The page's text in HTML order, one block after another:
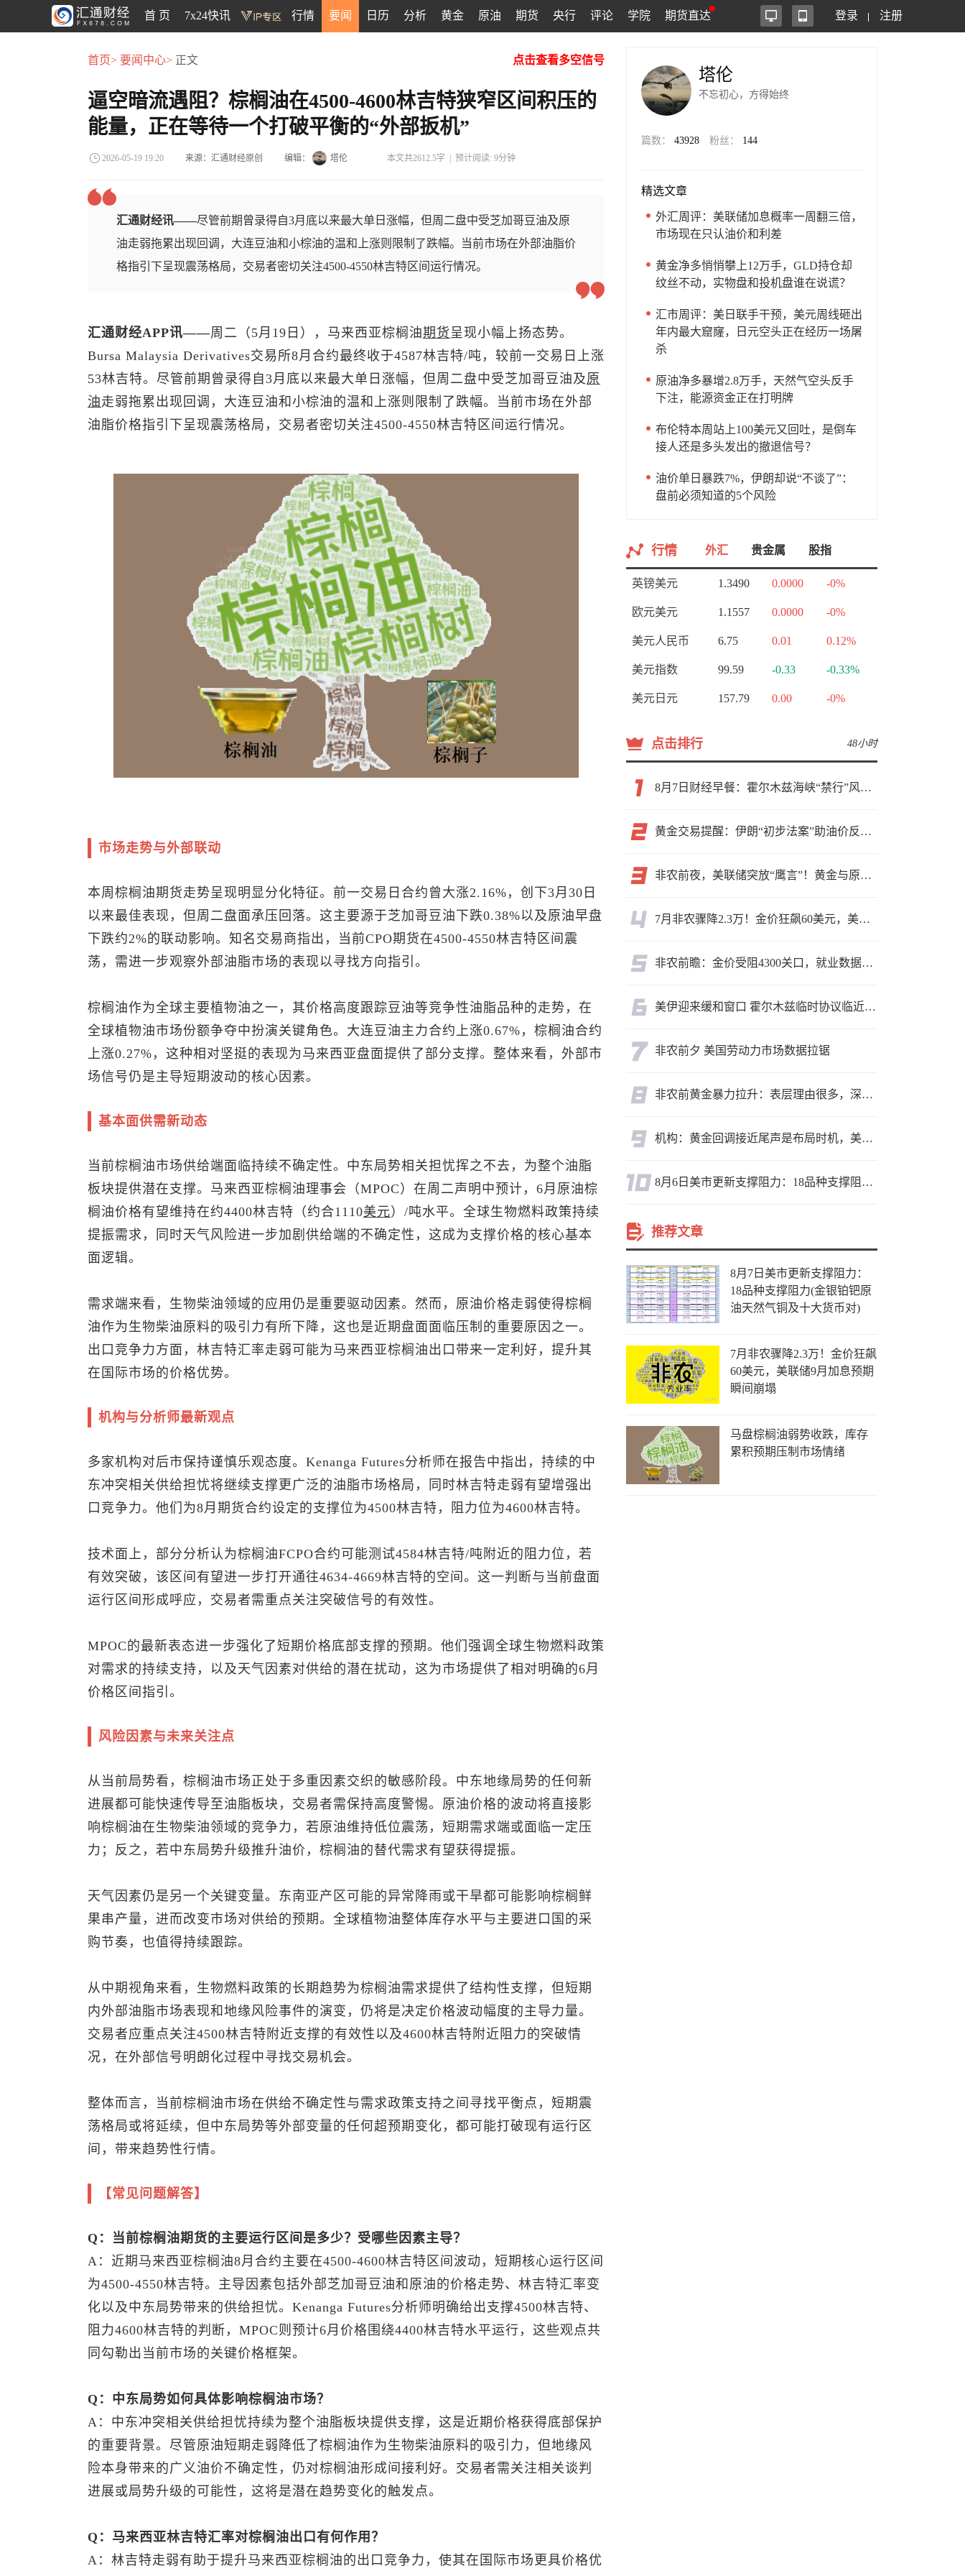
首 页 7x24快讯 行情 要闻 日历 分析 黄金 原油 期货 央行 评论 学院 期货直达 登录 注册
首页> 要闻中心> 正文 点击查看多空信号
逼空暗流遇阻？棕榈油在4500-4600林吉特狭窄区间积压的
能量，正在等待一个打破平衡的“外部扳机”
2026-05-19 19:20 来源：汇通财经原创 编辑： 塔伦 本文共2612.5字 |预计阅读: 9分钟
汇通财经讯——尽管前期曾录得自3月底以来最大单日涨幅，但周二盘中受芝加哥豆油及原
油走弱拖累出现回调，大连豆油和小棕油的温和上涨则限制了跌幅。当前市场在外部油脂价
格指引下呈现震荡格局，交易者密切关注4500-4550林吉特区间运行情况。
汇通财经APP讯——周二（5月19日），马来西亚棕榈油期货 呈现小幅上扬态势。
Bursa Malaysia Derivatives交易所8月合约最终收于4587林吉特/吨，较前一交易日上涨
53林吉特。尽管前期曾录得自3月底以来最大单日涨幅，但周二盘中受芝加哥豆油及原
油走弱拖累出现回调，大连豆油和小棕油的温和上涨则限制了跌幅。当前市场在外部
油脂价格指引下呈现震荡格局，交易者密切关注4500-4550林吉特区间运行情况。
市场走势与外部联动
本周棕榈油期货走势呈现明显分化特征。前一交易日合约曾大涨2.16%，创下3月30日
以来最佳表现，但周二盘面承压回落。这主要源于芝加哥豆油下跌0.38%以及原油早盘
下跌约2%的联动影响。知名交易商指出，当前CPO期货在4500-4550林吉特区间震
荡，需进一步观察外部油脂市场的表现以寻找方向指引。
棕榈油作为全球主要植物油之一，其价格高度跟踪豆油等竞争性油脂品种的走势，在
全球植物油市场份额争夺中扮演关键角色。大连豆油主力合约上涨0.67%，棕榈油合约
上涨0.27%，这种相对坚挺的表现为马来西亚盘面提供了部分支撑。整体来看，外部市
场信号仍是主导短期波动的核心因素。
基本面供需新动态
当前棕榈油市场供给端面临持续不确定性。中东局势相关担忧挥之不去，为整个油脂
板块提供潜在支撑。马来西亚棕榈油理事会（MPOC）在周二声明中预计，6月原油棕
榈油价格有望维持在约4400林吉特（约合1110美元）/吨水平。全球生物燃料政策持续
提振需求，同时天气风险进一步加剧供给端的不确定性，这成为支撑价格的核心基本
面逻辑。
需求端来看，生物柴油领域的应用仍是重要驱动因素。然而，原油价格走弱使得棕榈
油作为生物柴油原料的吸引力有所下降，这也是近期盘面面临压制的重要原因之一。
出口竞争力方面，林吉特汇率走弱可能为马来西亚棕榈油出口带来一定利好，提升其
在国际市场的价格优势。
机构与分析师最新观点
多家机构对后市保持谨慎乐观态度。Kenanga Futures分析师在报告中指出，持续的中
东冲突相关供给担忧将继续支撑更广泛的油脂市场格局，同时林吉特走弱有望增强出
口竞争力。他们为8月期货合约设定的支撑位为4500林吉特，阻力位为4600林吉特。
技术面上，部分分析认为棕榈油FCPO合约可能测试4584林吉特/吨附近的阻力位，若
有效突破，该区间有望进一步打开通往4634-4669林吉特的空间。这一判断与当前盘面
运行区间形成呼应，交易者需重点关注突破信号的有效性。
MPOC的最新表态进一步强化了短期价格底部支撑的预期。他们强调全球生物燃料政策
对需求的持续支持，以及天气因素对供给的潜在扰动，这为市场提供了相对明确的6月
价格区间指引。
风险因素与未来关注点
从当前局势看，棕榈油市场正处于多重因素交织的敏感阶段。中东地缘局势的任何新
进展都可能快速传导至油脂板块，交易者需保持高度警惕。原油价格的波动将直接影
响棕榈油在生物柴油领域的竞争力，若原油维持低位震荡，短期需求端或面临一定压
力；反之，若中东局势升级推升油价，棕榈油的替代需求有望获得提振。
天气因素仍是另一个关键变量。东南亚产区可能的异常降雨或干旱都可能影响棕榈鲜
果串产量，进而改变市场对供给的预期。全球植物油整体库存水平与主要进口国的采
购节奏，也值得持续跟踪。
从中期视角来看，生物燃料政策的长期趋势为棕榈油需求提供了结构性支撑，但短期
内外部油脂市场表现和地缘风险事件的演变，仍将是决定价格波动幅度的主导力量。
交易者应重点关注4500林吉特附近支撑的有效性以及4600林吉特附近阻力的突破情
况，在外部信号明朗化过程中寻找交易机会。
整体而言，当前棕榈油市场在供给不确定性与需求政策支持之间寻找平衡点，短期震
荡格局或将延续，但中东局势等外部变量的任何超预期变化，都可能打破现有运行区
间，带来趋势性行情。
【常见问题解答】
Q：当前棕榈油期货的主要运行区间是多少？受哪些因素主导？
A：近期马来西亚棕榈油8月合约主要在4500-4600林吉特区间波动，短期核心运行区间
为4500-4550林吉特。主导因素包括外部芝加哥豆油和原油的价格走势、林吉特汇率变
化以及中东局势带来的供给担忧。Kenanga Futures分析师明确给出支撑4500林吉特、
阻力4600林吉特的判断，MPOC则预计6月价格围绕4400林吉特水平运行，这些观点共
同勾勒出当前市场的关键价格框架。
Q：中东局势如何具体影响棕榈油市场？
A：中东冲突相关供给担忧持续为整个油脂板块提供支撑，这是近期价格获得底部保护
的重要背景。尽管原油短期走弱降低了棕榈油作为生物柴油原料的吸引力，但地缘风
险本身带来的广义油价不确定性，仍对棕榈油形成间接利好。交易者需关注相关谈判
进展或局势升级的可能性，这将是潜在趋势变化的触发点。
Q：马来西亚林吉特汇率对棕榈油出口有何作用？
A：林吉特走弱有助于提升马来西亚棕榈油的出口竞争力，使其在国际市场更具价格优
塔伦
不忘初心，方得始终
篇数： 43928 粉丝： 144
精选文章
外汇周评：美联储加息概率一周翻三倍，
市场现在只认油价和利差
黄金净多悄悄攀上12万手，GLD持仓却
纹丝不动，实物盘和投机盘谁在说谎？
汇市周评：美日联手干预，美元周线砸出
年内最大窟窿，日元空头正在经历一场屠
杀
原油净多暴增2.8万手，天然气空头反手
下注，能源资金正在打明牌
布伦特本周站上100美元又回吐，是倒车
接人还是多头发出的撤退信号？
油价单日暴跌7%，伊朗却说“不谈了”：
盘前必须知道的5个风险
行情 外汇 贵金属 股指
英镑美元 1.3490 0.0000 -0%
欧元美元 1.1557 0.0000 -0%
美元人民币 6.75 0.01 0.12%
美元指数 99.59 -0.33 -0.33%
美元日元 157.79 0.00 -0%
点击排行 48小时
8月7日财经早餐：霍尔木兹海峡“禁行”风波再起，油价急涨金价承压，非农夜市场博弈加剧
黄金交易提醒：伊朗“初步法案”助油价反弹逾3%，金价小幅承压，非农重磅来袭！
非农前夜，美联储突放“鹰言”！黄金与原油为何联手反攻？
7月非农骤降2.3万！金价狂飙60美元，美联储9月加息预期瞬间崩塌
非农前瞻：金价受阻4300关口，就业数据是“火上浇油”还是“釜底抽薪”？
美伊迎来缓和窗口 霍尔木兹临时协议临近落地
非农前夕 美国劳动力市场数据拉锯
非农前黄金暴力拉升：表层理由很多，深层逻辑却让人困惑
机构：黄金回调接近尾声是布局时机，美元后市或走弱转为利多因素
8月6日美市更新支撑阻力：18品种支撑阻力(金银铂钯原油天然气铜及十大货币对)
推荐文章
8月7日美市更新支撑阻力：
18品种支撑阻力(金银铂钯原
油天然气铜及十大货币对)
7月非农骤降2.3万！金价狂飙
60美元，美联储9月加息预期
瞬间崩塌
马盘棕榈油弱势收跌，库存
累积预期压制市场情绪